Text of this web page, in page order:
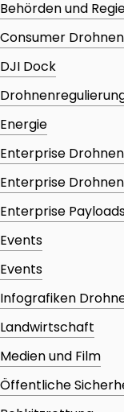
Behörden und
Consumer Drohnen
DJI Dock
Energie
Enterprise Drohnen
Enterprise Drohnen
Enterprise
Events
Events
Infografiken
Landwirtschaft
Medien und Film
Öffentliche